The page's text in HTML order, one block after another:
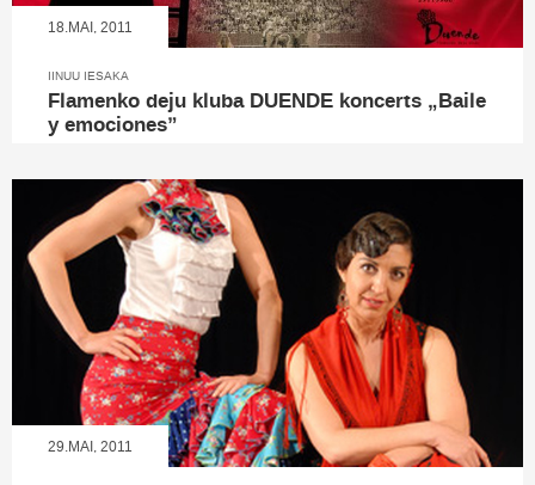
18.MAI, 2011
IINUU IESAKA
Flamenko deju kluba DUENDE koncerts „Baile
y emociones”
29.MAI, 2011